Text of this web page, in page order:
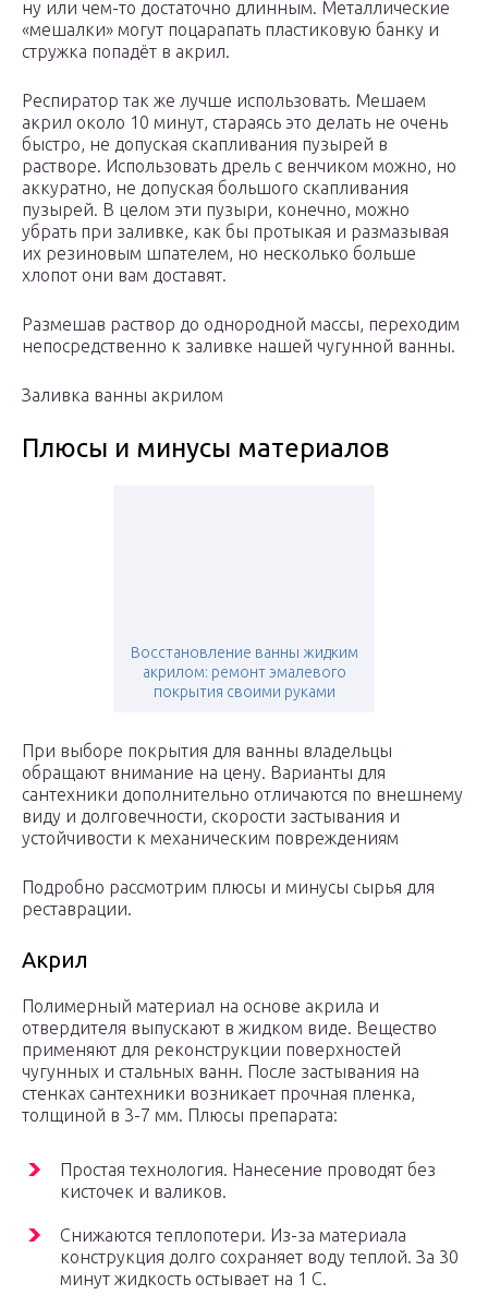
ну или чем-то достаточно длинным. Металлические
«мешалки» могут поцарапать пластиковую банку и
стружка попадёт в акрил.
Респиратор так же лучше использовать. Мешаем
акрил около 10 минут, стараясь это делать не очень
быстро, не допуская скапливания пузырей в
растворе. Использовать дрель с венчиком можно, но
аккуратно, не допуская большого скапливания
пузырей. В целом эти пузыри, конечно, можно
убрать при заливке, как бы протыкая и размазывая
их резиновым шпателем, но несколько больше
хлопот они вам доставят.
Размешав раствор до однородной массы, переходим
непосредственно к заливке нашей чугунной ванны.
Заливка ванны акрилом
Плюсы и минусы материалов
Восстановление ванны жидким
акрилом: ремонт эмалевого
покрытия своими руками
При выборе покрытия для ванны владельцы
обращают внимание на цену. Варианты для
сантехники дополнительно отличаются по внешнему
виду и долговечности, скорости застывания и
устойчивости к механическим повреждениям
Подробно рассмотрим плюсы и минусы сырья для
реставрации.
Акрил
Полимерный материал на основе акрила и
отвердителя выпускают в жидком виде. Вещество
применяют для реконструкции поверхностей
чугунных и стальных ванн. После застывания на
стенках сантехники возникает прочная пленка,
толщиной в 3-7 мм. Плюсы препарата:
Простая технология. Нанесение проводят без
кисточек и валиков.
Снижаются теплопотери. Из-за материала
конструкция долго сохраняет воду теплой. За 30
минут жидкость остывает на 1 С.